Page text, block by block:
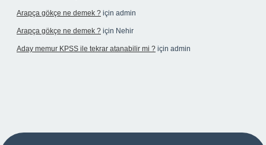
Arapça gökçe ne demek ? için admin
Arapça gökçe ne demek ? için Nehir
Aday memur KPSS ile tekrar atanabilir mi ? için admin
yeni giriş adresi